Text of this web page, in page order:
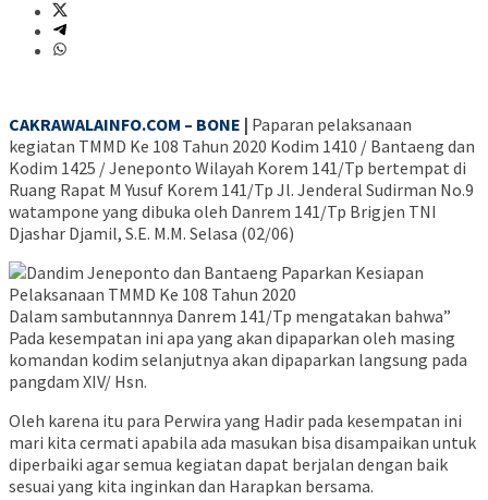
CAKRAWALAINFO.COM – BONE | Paparan pelaksanaan
kegiatan TMMD Ke 108 Tahun 2020 Kodim 1410 / Bantaeng dan
Kodim 1425 / Jeneponto Wilayah Korem 141/Tp bertempat di
Ruang Rapat M Yusuf Korem 141/Tp Jl. Jenderal Sudirman No.9
watampone yang dibuka oleh Danrem 141/Tp Brigjen TNI
Djashar Djamil, S.E. M.M. Selasa (02/06)
Dalam sambutannnya Danrem 141/Tp mengatakan bahwa”
Pada kesempatan ini apa yang akan dipaparkan oleh masing
komandan kodim selanjutnya akan dipaparkan langsung pada
pangdam XIV/ Hsn.
Oleh karena itu para Perwira yang Hadir pada kesempatan ini
mari kita cermati apabila ada masukan bisa disampaikan untuk
diperbaiki agar semua kegiatan dapat berjalan dengan baik
sesuai yang kita inginkan dan Harapkan bersama.